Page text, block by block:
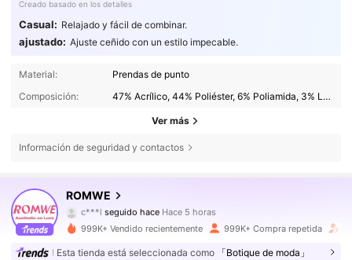
Creado basado en los detalles
Casual: Relajado y fácil de combinar.
ajustado: Ajuste ceñido con un estilo impecable.
Material:
Prendas de punto
Composición:
47% Acrílico, 44% Poliéster, 6% Poliamida, 3% Lana
Ver más
Información de seguridad y contactos
ROMWE
c***lseguido hace
y***4está navegando
4,86
4.1M Seguidores
999K+ Vendido recientemente 999K+ Compra repetida
Esta tienda está seleccionada como 「Botique de moda」